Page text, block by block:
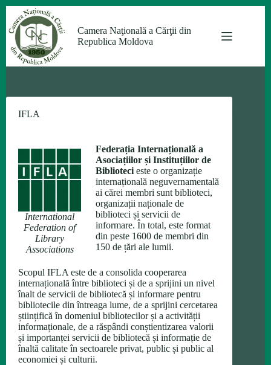
conținut
Camera Naţională a Cărţii din
Republica Moldova
IFLA
International
Federation of
Library
Associations
Federația Internațională a
Asociațiilor și Instituțiilor de
Biblioteci este o organizație
internațională neguvernamentală
ai cărei membri sunt biblioteci,
organizații naționale de
biblioteci și servicii de
informare. În total, este format
din peste 1600 de membri din
150 de țări ale lumii.
Scopul IFLA este de a consolida cooperarea
internațională între biblioteci și de a sprijini un nivel
înalt de servicii de bibliotecă și informare pentru
bibliotecile din întreaga lume, de a sprijini cercetarea
științifică în domeniul bibliotecilor și a activității
informaționale, de a răspândi conștientizarea valorii
și importanței servicii de bibliotecă și informație de
înaltă calitate în sectoarele privat, public și public al
economiei și culturii.